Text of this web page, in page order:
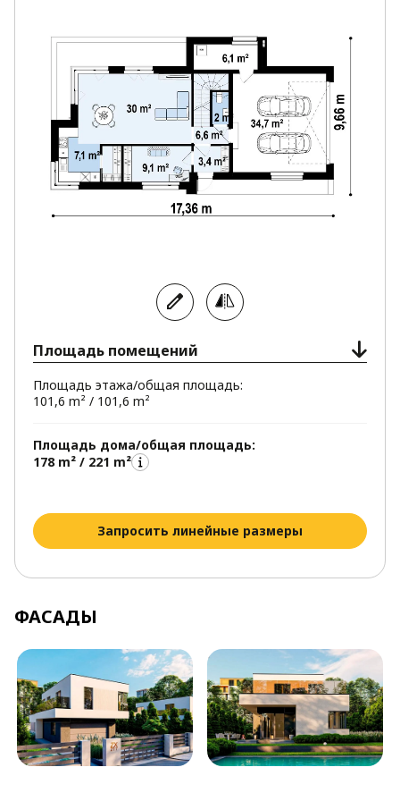
Проект Zx217 предназначен для ценителей
современных домов и удобен для проживания
большой семьи.
Площадь помещений
Площадь этажа/общая площадь:
101,6 m² / 101,6 m²
Площадь дома/общая площадь:
178 m² / 221 m²
Запросить линейные размеры
ФАСАДЫ